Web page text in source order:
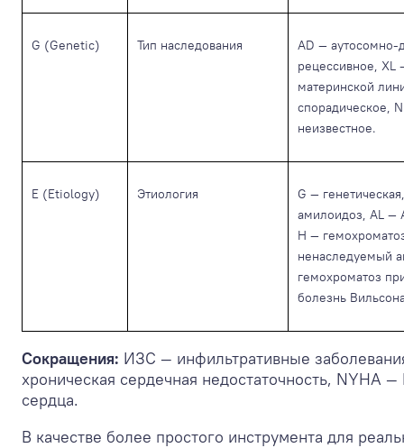
G (Genetic) Тип наследования
AD — аутосомно-
рецессивное,
материнской
спорадическое,
неизвестное.
E (Etiology) Этиология
G —
амилоидоз, AL —
H —
ненаследуемый
гемохроматоз
болезнь
Сокращения: ИЗС — инфильтративные
хроническая сердечная недостаточность, NYHA
сердца.
В качестве более простого инструмента для